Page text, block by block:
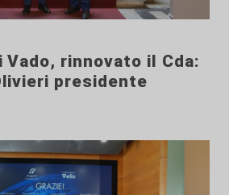
rinnovato il Cda:
presidente